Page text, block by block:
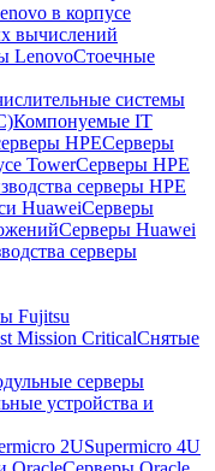
в корпусе
вычислений
LenovoСтоечные
системы
Компонуемые IT
HPEСерверы
TowerСерверы HPE
серверы HPE
HuaweiСерверы
Серверы Huawei
серверы
Fujitsu
Mission CriticalСнятые
серверы
устройства и
2USupermicro 4U